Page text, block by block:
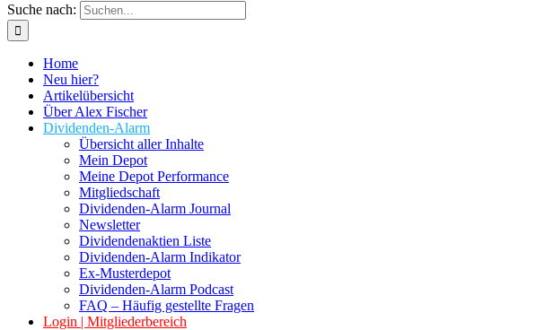
Suche nach:
Home
Neu hier?
Artikelübersicht
Über Alex Fischer
Dividenden-Alarm
Übersicht aller Inhalte
Mein Depot
Meine Depot Performance
Mitgliedschaft
Dividenden-Alarm Journal
Newsletter
Dividendenaktien Liste
Dividenden-Alarm Indikator
Ex-Musterdepot
Dividenden-Alarm Podcast
FAQ – Häufig gestellte Fragen
Login | Mitgliederbereich